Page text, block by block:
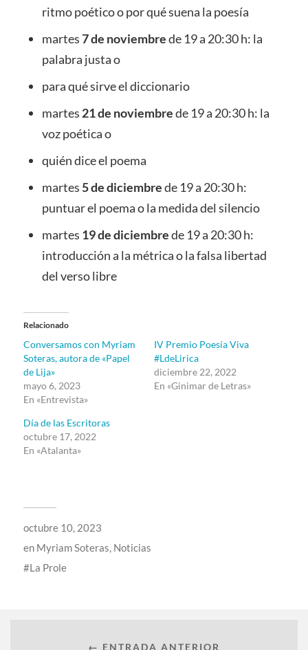
ritmo poético o por qué suena la poesía
martes7 de noviembrede 19 a 20:30 h: la
palabra justa o
para qué sirve el diccionario
martes 21 de noviembrede 19 a 20:30 h: la
voz poética o
quién dice el poema
martes 5 de diciembrede 19 a 20:30 h:
puntuar el poema o la medida del silencio
martes 19 de diciembrede 19 a 20:30 h:
introducción a la métrica o la falsa libertad
del verso libre
Relacionado
Conversamos con Myriam
Soteras, autora de «Papel
de Lija»
mayo 6, 2023
En «Entrevista»
IV Premio Poesía Viva
#LdeLirica
diciembre 22, 2022
En «Ginimar de Letras»
Día de las Escritoras
octubre 17, 2022
En «Atalanta»
octubre 10, 2023
en Myriam Soteras, Noticias
La Prole
← ENTRADA ANTERIOR